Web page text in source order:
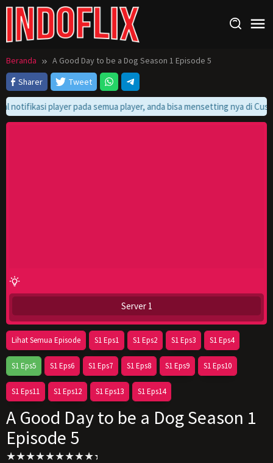
Loncat
konten
Beranda
A Good Day to be a Dog Season 1 Episode 5
Sharer
Tweet
notifikasi player pada semua player, anda bisa mensetting nya di
Server 1
Lihat Semua Episode S1 Eps1 S1 Eps2 S1 Eps3 S1 Eps4
S1 Eps5 S1 Eps6 S1 Eps7 S1 Eps8 S1 Eps9 S1 Eps10
S1 Eps11 S1 Eps12 S1 Eps13 S1 Eps14
A Good Day to be a Dog Season 1
Episode 5